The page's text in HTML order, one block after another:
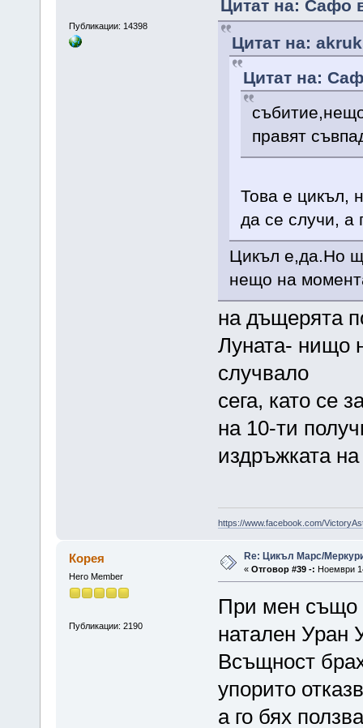
Публикации: 14398
Цитат на: Сафо
Цитат на:
Цитат на:
правят
Това е цикъл,
да се случи, а
Цикъл е,да.Но
нещо на
на дъщерята
Луната- нищо
случвало
сега, като се
на 10-ти
издръжката на
https://www.facebook.com/
Корея
Hero Member
Публикации: 2190
Re: Цикъл Марс/
« Отговор #39 -: Ноември
При мен също
натален Уран
Всъщност
упорито
а го бях